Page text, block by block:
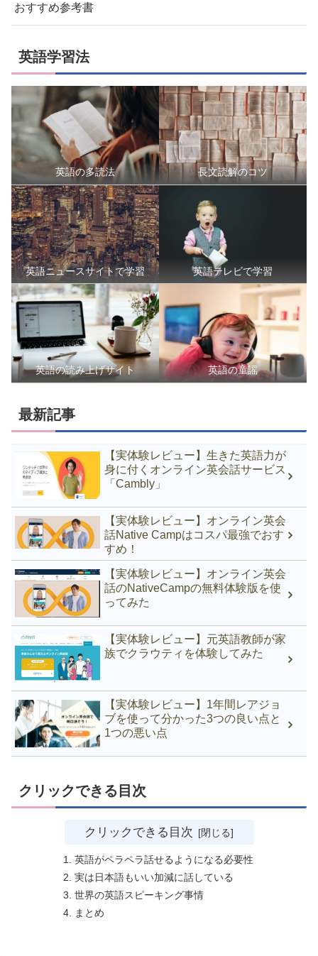
おすすめ参考書
英語学習法
英語の多読法 長文読解のコツ
英語ニュースサイトで学習 英語テレビで学習
英語の読み上げサイト 英語の童謡
最新記事
【実体験レビュー】生きた英語力が
身に付くオンライン英会話サービス
「Cambly」
【実体験レビュー】オンライン英会
話Native Campはコスパ最強でおす
すめ！
【実体験レビュー】オンライン英会
話のNativeCampの無料体験版を使
ってみた
【実体験レビュー】元英語教師が家
族でクラウティを体験してみた
【実体験レビュー】1年間レアジョ
ブを使って分かった3つの良い点と
1つの悪い点
クリックできる目次
クリックできる目次
英語がペラペラ話せるようになる必要性
実は日本語もいい加減に話している
世界の英語スピーキング事情
まとめ